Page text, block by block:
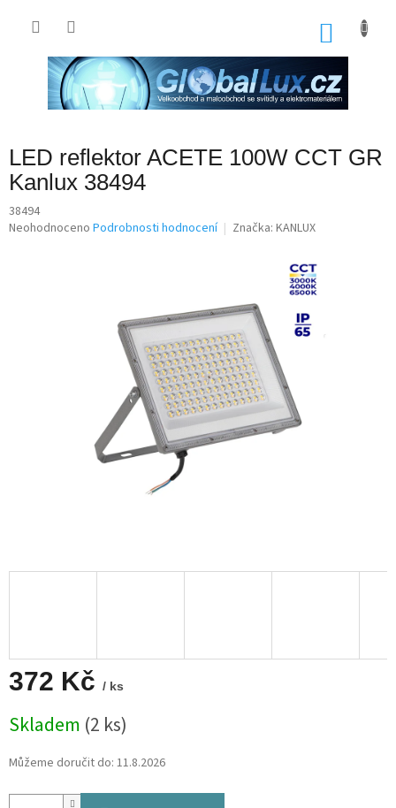
LED reflektor ACETE 100W CCT GR
Kanlux 38494
38494
Průměrné
Neohodnoceno Podrobnosti hodnocení Značka: KANLUX
372 Kč / ks
cena:
Skladem (2 ks)
Můžeme doručit do: 11.8.2026